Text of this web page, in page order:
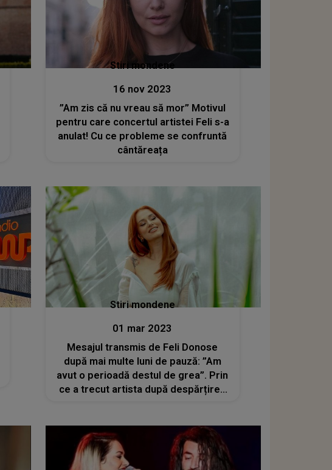
Stiri mondene
16 nov 2023
”Am zis că nu vreau să mor” Motivul
pentru care concertul artistei Feli s-a
anulat! Cu ce probleme se confruntă
cântăreața
Stiri mondene
01 mar 2023
Mesajul transmis de Feli Donose
după mai multe luni de pauză: ”Am
avut o perioadă destul de grea”. Prin
ce a trecut artista după despărțirea